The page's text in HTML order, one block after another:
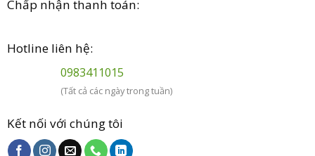
Chấp nhận thanh toán:
Hotline liên hệ:
0983411015
(Tất cả các ngày trong tuần)
Kết nối với chúng tôi